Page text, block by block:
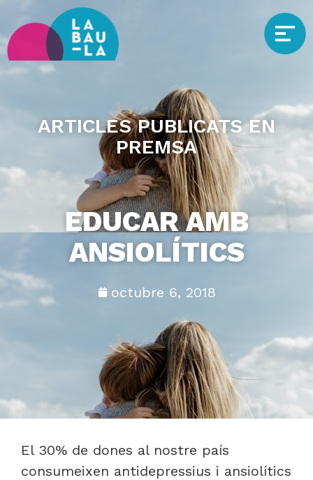
ARTICLES PUBLICATS EN
PREMSA
EDUCAR AMB
ANSIOLÍTICS
octubre 6, 2018
El 30% de dones al nostre país
consumeixen antidepressius i ansiolítics